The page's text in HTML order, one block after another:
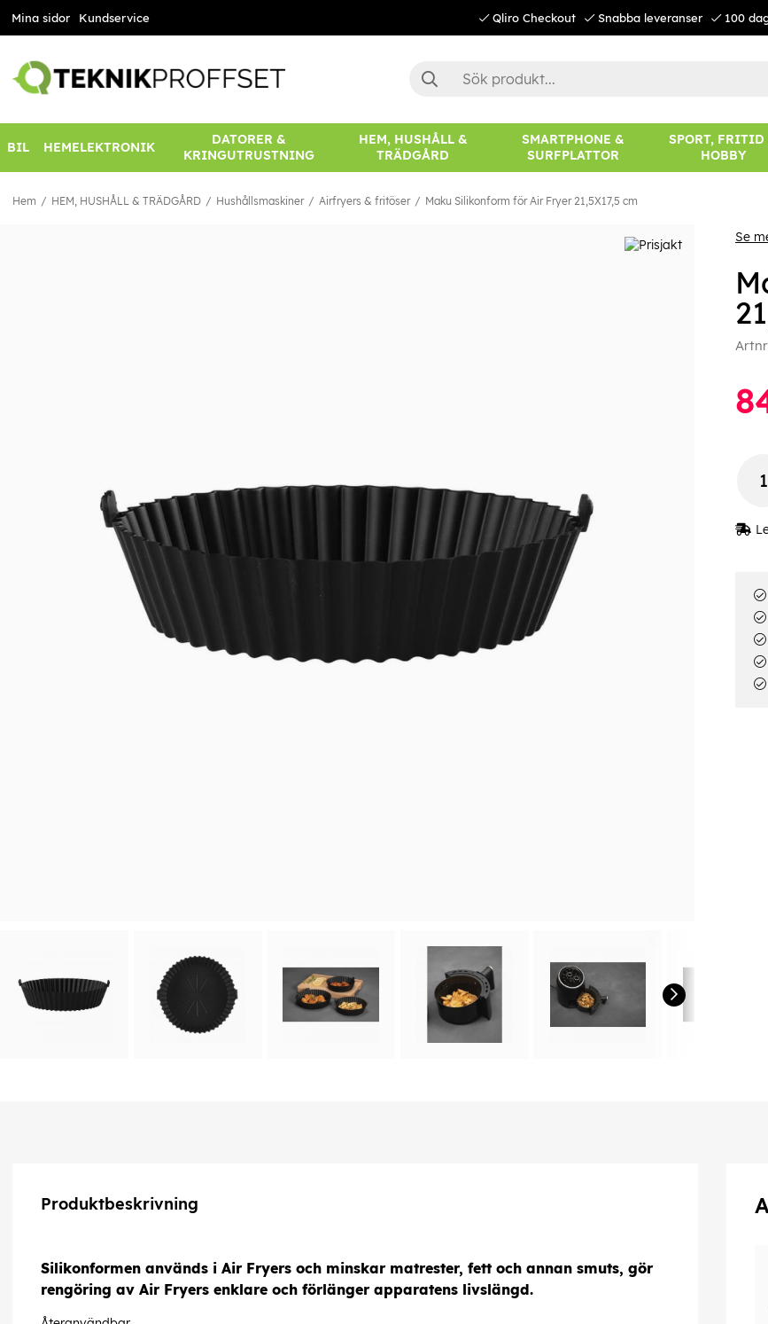
Mina sidor Kundservice Qliro Checkout Snabba leveranser 100
BIL HEMELEKTRONIK
DATORER &
KRINGUTRUSTNING
HEM, HUSHÅLL &
TRÄDGÅRD
SMARTPHONE &
SURFPLATTOR
SPORT, FRITID
HOBBY
Hem HEM, HUSHÅLL & TRÄDGÅRD Hushållsmaskiner Airfryers & fritöser Maku Silikonform för Air Fryer 21,5X17,5 cm
Se
Produktbeskrivning
Silikonformen används i Air Fryers och minskar matrester, fett och annan smuts, gör
rengöring av Air Fryers enklare och förlänger apparatens livslängd.